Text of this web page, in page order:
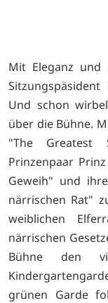
Mit Eleganz und
Und schon
über die Bühne.
"The Greatest
Prinzenpaar
Geweih" und
närrischen Rat"
weiblichen
närrischen
Bühne den
grünen Garde